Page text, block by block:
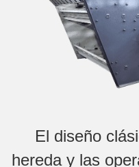
El diseño
hereda y las